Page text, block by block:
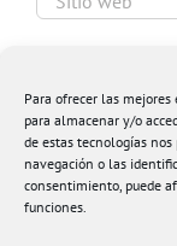
Para ofrecer las
para almacenar y/o
de estas tecnologías
navegación o las
consentimiento, puede
funciones.
navegador para